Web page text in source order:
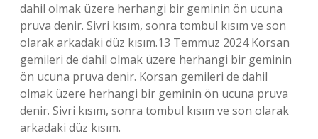
dahil olmak üzere herhangi bir geminin ön ucuna
pruva denir. Sivri kısım, sonra tombul kısım ve son
olarak arkadaki düz kısım.13 Temmuz 2024 Korsan
gemileri de dahil olmak üzere herhangi bir geminin
ön ucuna pruva denir. Korsan gemileri de dahil
olmak üzere herhangi bir geminin ön ucuna pruva
denir. Sivri kısım, sonra tombul kısım ve son olarak
arkadaki düz kısım.